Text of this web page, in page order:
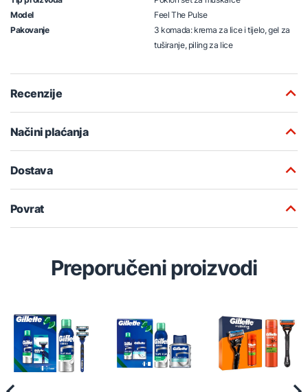
Model
Feel The Pulse
Pakovanje
3 komada: krema za lice i tijelo, gel za
tuširanje, piling za lice
Recenzije
Načini plaćanja
Dostava
Povrat
Preporučeni proizvodi